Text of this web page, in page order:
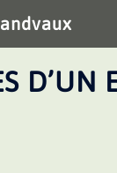
D’UN